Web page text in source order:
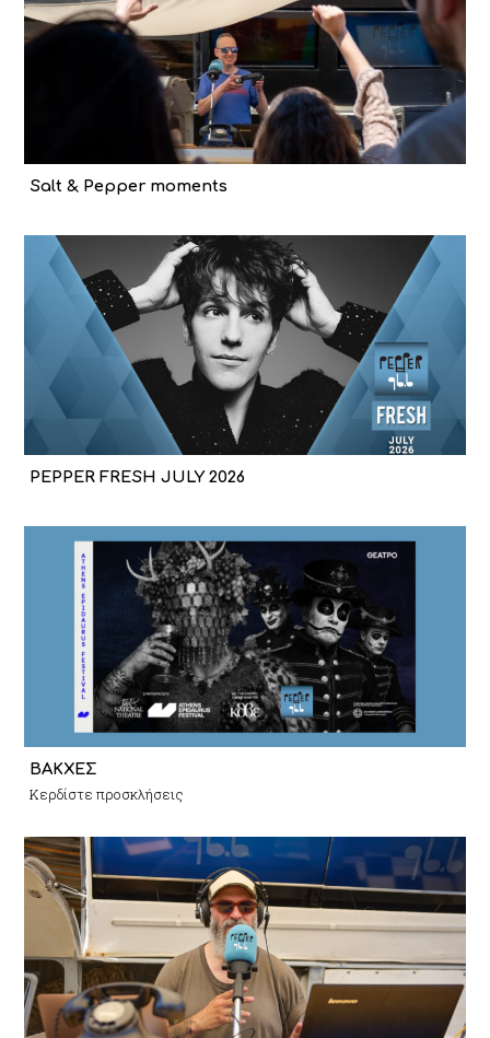
Salt & Pepper moments
PEPPER FRESH JULY 2026
ΒΑΚΧΕΣ
Κερδίστε προσκλήσεις